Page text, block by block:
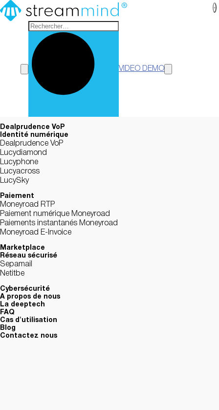
StreamMind
VIDEO DEMO
Dealprudence VoP
Identité numérique
Dealprudence VoP
Lucydiamond
Lucyphone
Lucyacross
LucySky
Paiement
Moneyroad RTP
Paiement numérique Moneyroad
Paiements instantanés Moneyroad
Moneyroad E-Invoice
Marketplace
Réseau sécurisé
Sepamail
Netitbe
Cybersécurité
A propos de nous
La deeptech
FAQ
Cas d'utilisation
Blog
Contactez nous